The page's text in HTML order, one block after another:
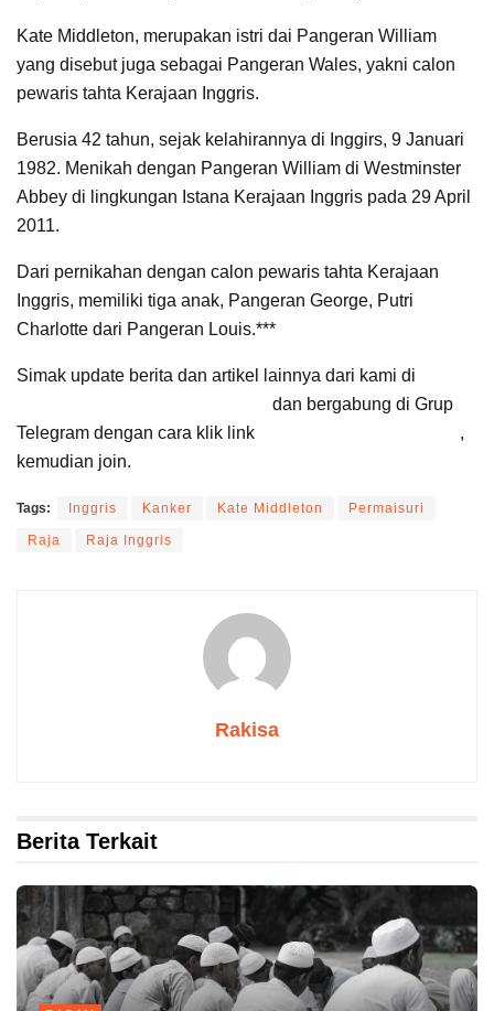
Kate Middleton, merupakan istri dai Pangeran William
yang disebut juga sebagai Pangeran Wales, yakni calon
pewaris tahta Kerajaan Inggris.
Berusia 42 tahun, sejak kelahirannya di Inggirs, 9 Januari
1982. Menikah dengan Pangeran William di Westminster
Abbey di lingkungan Istana Kerajaan Inggris pada 29 April
2011.
Dari pernikahan dengan calon pewaris tahta Kerajaan
Inggris, memiliki tiga anak, Pangeran George, Putri
Charlotte dari Pangeran Louis.***
Simak update berita dan artikel lainnya dari kami di
dan bergabung di Grup
Telegram dengan cara klik link
,
kemudian join.
Tags: Inggris Kanker Kate Middleton Permaisuri
Raja Raja Inggris
Rakisa
Berita Terkait